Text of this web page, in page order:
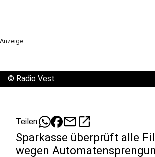
Anzeige
© Radio Vest
Teilen: mailopen_in_new
Sparkasse überprüft alle
wegen